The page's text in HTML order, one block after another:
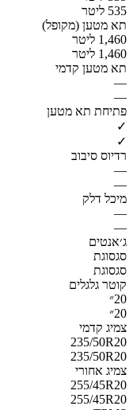
535 ליטר
תא מטען (מקופל)
1,460 ליטר
1,460 ליטר
תא מטען קדמי
—
—
פתיחת תא מטען
✓
✓
רדיוס סיבוב
—
—
מיכל דלק
—
—
ג׳אנטים
סגסוגת
סגסוגת
קוטר גלגלים
20״
20״
צמיג קדמי
235/50R20
235/50R20
צמיג אחורי
255/45R20
255/45R20